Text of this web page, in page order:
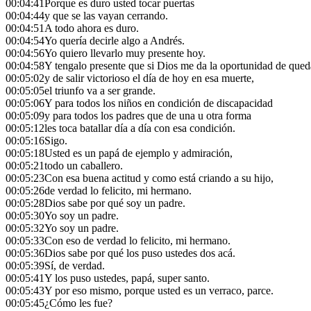
00:04:41Porque es duro usted tocar puertas
00:04:44y que se las vayan cerrando.
00:04:51A todo ahora es duro.
00:04:54Yo quería decirle algo a Andrés.
00:04:56Yo quiero llevarlo muy presente hoy.
00:04:58Y tengalo presente que si Dios me da la oportunidad de
00:05:02y de salir victorioso el día de hoy en esa muerte,
00:05:05el triunfo va a ser grande.
00:05:06Y para todos los niños en condición de discapacidad
00:05:09y para todos los padres que de una u otra forma
00:05:12les toca batallar día a día con esa condición.
00:05:16Sigo.
00:05:18Usted es un papá de ejemplo y admiración,
00:05:21todo un caballero.
00:05:23Con esa buena actitud y como está criando a su hijo,
00:05:26de verdad lo felicito, mi hermano.
00:05:28Dios sabe por qué soy un padre.
00:05:30Yo soy un padre.
00:05:32Yo soy un padre.
00:05:33Con eso de verdad lo felicito, mi hermano.
00:05:36Dios sabe por qué los puso ustedes dos acá.
00:05:39Sí, de verdad.
00:05:41Y los puso ustedes, papá, super santo.
00:05:43Y por eso mismo, porque usted es un verraco, parce.
00:05:45¿Cómo les fue?